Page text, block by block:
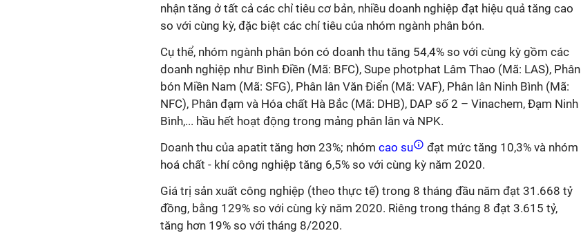
nhận tăng ở tất cả các chỉ tiêu cơ bản, nhiều doanh nghiệp đạt hiệu quả tăng cao
so với cùng kỳ, đặc biệt các chỉ tiêu của nhóm ngành phân bón.
Cụ thể, nhóm ngành phân bón có doanh thu tăng 54,4% so với cùng kỳ gồm các
doanh nghiệp như Bình Điền (Mã: BFC), Supe photphat Lâm Thao (Mã: LAS), Phân
bón Miền Nam (Mã: SFG), Phân lân Văn Điển (Mã: VAF), Phân lân Ninh Bình (Mã:
NFC), Phân đạm và Hóa chất Hà Bắc (Mã: DHB), DAP số 2 – Vinachem, Đạm Ninh
Bình,... hầu hết hoạt động trong mảng phân lân và NPK.
Doanh thu của apatit tăng hơn 23%; nhóm cao su
đạt mức tăng 10,3% và nhóm
hoá chất - khí công nghiệp tăng 6,5% so với cùng kỳ năm 2020.
Giá trị sản xuất công nghiệp (theo thực tế) trong 8 tháng đầu năm đạt 31.668 tỷ
đồng, bằng 129% so với cùng kỳ năm 2020. Riêng trong tháng 8 đạt 3.615 tỷ,
tăng hơn 19% so với tháng 8/2020.